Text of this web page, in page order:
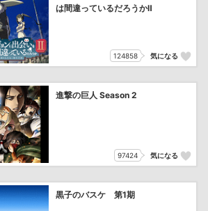
は間違っているだろうかⅡ
124858 気になる
進撃の巨人 Season 2
97424 気になる
黒子のバスケ 第1期